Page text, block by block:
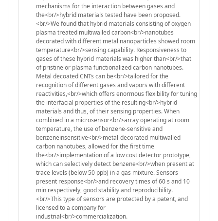
mechanisms for the interaction between gases and
the<br/>hybrid materials tested have been proposed.
<br/>We found that hybrid materials consisting of oxygen
plasma treated multiwalled carbon<br/>nanotubes
decorated with different metal nanoparticles showed room
temperature<br/>sensing capability. Responsiveness to
gases of these hybrid materials was higher than<br/>that
of pristine or plasma functionalized carbon nanotubes.
Metal decoated CNTs can be<br/>tailored for the
recognition of different gases and vapors with different
reactivities,<br/>which offers enormous flexibility for tuning
the interfacial properties of the resulting<br/>hybrid
materials and thus, of their sensing properties. When
combined in a microsensor<br/>array operating at room
temperature, the use of benzene-sensitive and
benzeneinsensitive<br/>metal-decorated multiwalled
carbon nanotubes, allowed for the first time
the<br/>implementation of a low cost detector prototype,
which can selectively detect benzene<br/>when present at
trace levels (below 50 ppb) in a gas mixture. Sensors
present response<br/>and recovery times of 60 s and 10
min respectively, good stability and reproducibility.
<br/>This type of sensors are protected by a patent, and
licensed to a company for
industrial<br/>commercialization.